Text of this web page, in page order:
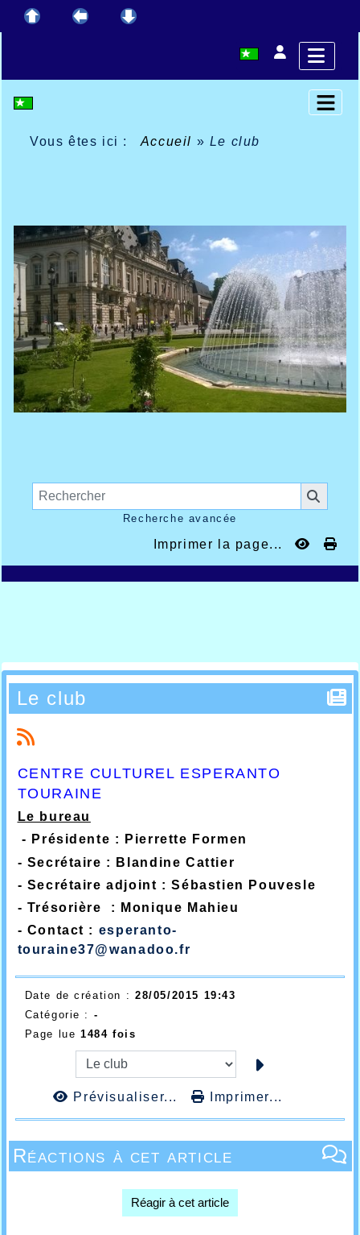
Vous êtes ici : Accueil » Le club
Recherche avancée
Imprimer la page...
Le club
CENTRE CULTUREL ESPERANTO
TOURAINE
Le bureau
- Présidente : Pierrette Formen
- Secrétaire : Blandine Cattier
- Secrétaire adjoint : Sébastien Pouvesle
- Trésorière : Monique Mahieu
- Contact : esperanto-
touraine37@wanadoo.fr
Date de création : 28/05/2015 19:43
Catégorie : -
Page lue 1484 fois
Prévisualiser... Imprimer...
Réactions à cet article
Réagir à cet article